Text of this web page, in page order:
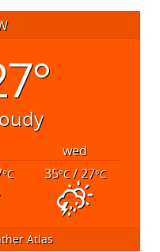
wed
°C 35°C/ 27°C
Atlas